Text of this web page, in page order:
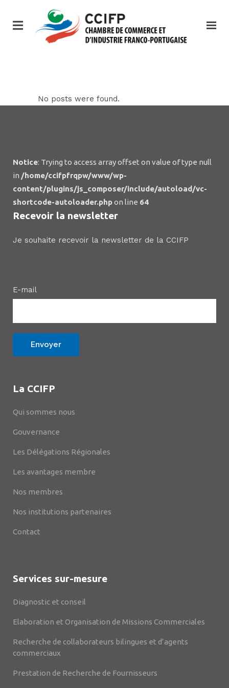
No posts were found.
Notice: Trying to access array offset on value of type null
in /home/ccifpfrqpw/www/wp-
content/plugins/js_composer/include/autoload/vc-
shortcode-autoloader.phpon line 64
Recevoir la newsletter
Je souhaite recevoir la newsletter de la CCIFP
E-mail
La CCIFP
Qui sommes nous
Gouvernance
Les Délégations Régionales
Les avantages membre
Nos membres
Nos institutions partenaires
Contact
Services sur-mesure
Diagnostic et conseil
Elaboration et Organisation de Missions Commerciales
Recherche de collaborateurs bilingues et d’agents
commerciaux
Prestation de Recherche de Fournisseurs